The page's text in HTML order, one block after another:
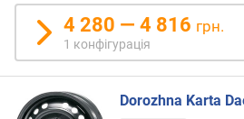
4 280 — 4 816 грн.
1 конфігурація
Dorozhna Karta